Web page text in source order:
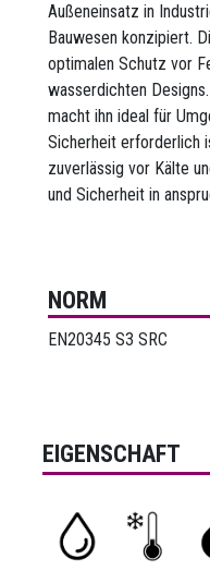
Außeneinsatz in
Bauwesen konzipiert.
optimalen Schutz vor
wasserdichten
macht ihn ideal für
Sicherheit erforderlich
zuverlässig vor Kälte
und Sicherheit in
NORM
EN20345 S3 SRC
EIGENSCHAFT